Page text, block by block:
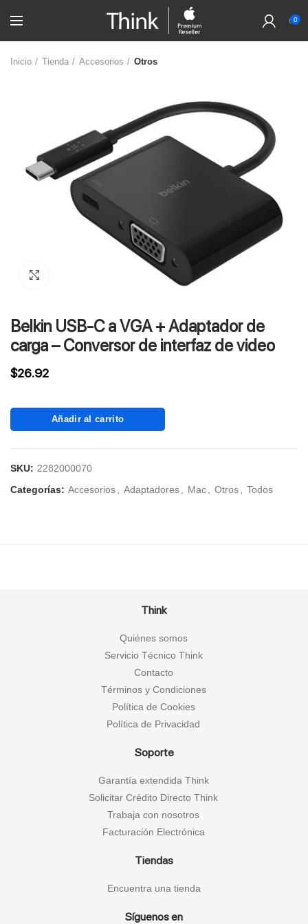
0
Inicio Tienda Accesorios Otros
Belkin USB-C a VGA + Adaptador de
carga – Conversor de interfaz de video
$26.92
Añadir al carrito
SKU: 2282000070
Categorías: Accesorios Adaptadores Mac Otros Todos
Think
Quiénes somos
Servicio Técnico Think
Contacto
Términos y Condiciones
Política de Cookies
Política de Privacidad
Soporte
Garantía extendida Think
Solicitar Crédito Directo Think
Trabaja con nosotros
Facturación Electrónica
Tiendas
Encuentra una tienda
Síguenos en